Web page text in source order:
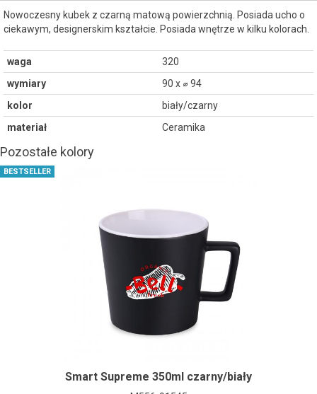
Nowoczesny kubek z czarną matową powierzchnią. Posiada ucho o
ciekawym, designerskim kształcie. Posiada wnętrze w kilku kolorach.
waga
320
wymiary
90 x ⌀ 94
kolor
biały/czarny
materiał
Ceramika
Pozostałe kolory
BESTSELLER
Smart Supreme 350ml czarny/biały